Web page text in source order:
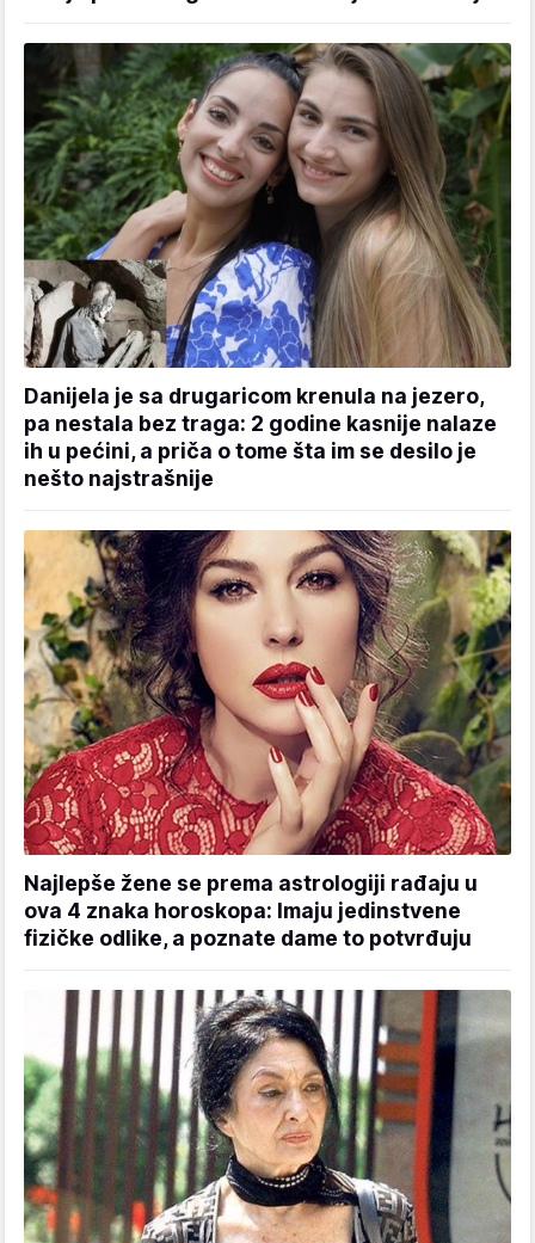
Danijela je sa drugaricom krenula na jezero,
pa nestala bez traga: 2 godine kasnije nalaze
ih u pećini, a priča o tome šta im se desilo je
nešto najstrašnije
Najlepše žene se prema astrologiji rađaju u
ova 4 znaka horoskopa: Imaju jedinstvene
fizičke odlike, a poznate dame to potvrđuju